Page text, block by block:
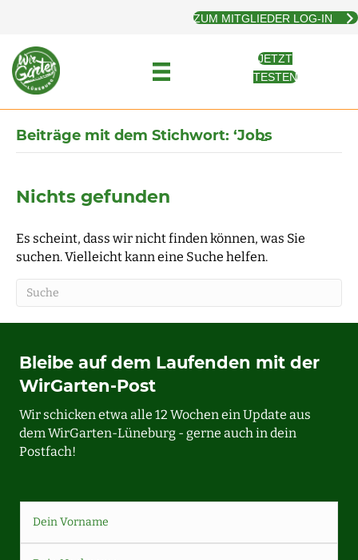
ZUM MITGLIEDER LOG-IN
JETZT
TESTEN
Beiträge mit dem Stichwort: ‘Jobs̵
Nichts gefunden
Es scheint, dass wir nicht finden können, was Sie
suchen. Vielleicht kann eine Suche helfen.
Bleibe auf dem Laufenden mit der
WirGarten-Post
Wir schicken etwa alle 12 Wochen ein Update aus
dem WirGarten-Lüneburg - gerne auch in dein
Postfach!